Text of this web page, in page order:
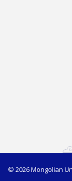
© 2026 Mongolian